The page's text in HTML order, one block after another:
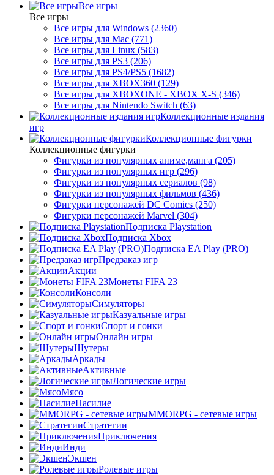
Все игры
Все игры
Все игры для Windows (2360)
Все игры для Mac (771)
Все игры для Linux (583)
Все игры для PS3 (206)
Все игры для PS4/PS5 (1682)
Все игры для XBOX360 (129)
Все игры для XBOXONE - XBOX X-S (346)
Все игры для Nintendo Switch (63)
Коллекционные издания
игр
Коллекционные фигурки
Коллекционные фигурки
Фигурки из популярных аниме,манга (205)
Фигурки из популярных игр (296)
Фигурки из популярных сериалов (98)
Фигурки из популярных фильмов (436)
Фигурки персонажей DC Comics (250)
Фигурки персонажей Marvel (304)
Подписка Playstation
Подписка Xbox
Подписка EA Play (PRO)
Предзаказ игр
Акции
Монеты FIFA 23
Консоли
Симуляторы
Казуальные игры
Спорт и гонки
Онлайн игры
Шутеры
Аркады
Активные
Логические игры
Мясо
Насилие
MMORPG - сетевые игры
Стратегии
Приключения
Инди
Экшен
Ролевые игры